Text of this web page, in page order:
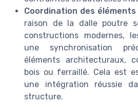
Coordination des
raison de la dalle poutre
constructions modernes,
une synchronisation
éléments architecturaux,
bois ou ferraillé. Cela est
une intégration réussie
structure.